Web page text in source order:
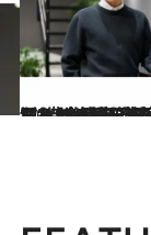
2026.5.14
【もっと読む】「あなたなら500万円借りられる、サインして」継母から“借金と自己破産”を迫られ、絶縁を決意…小田切ヒロ（44）
カルチャー